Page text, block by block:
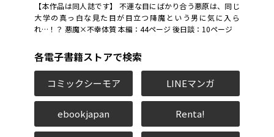
【本作品は同人誌です】 不運な目にばかり合う悪原は、同じ
大学の真っ白な見た目が目立つ降魔という男に気に入ら
れ…！？ 悪魔×不幸体質 本編：44ページ 後日談：10ページ
各電子書籍ストアで検索
コミックシーモア LINEマンガ
ebookjapan Renta!